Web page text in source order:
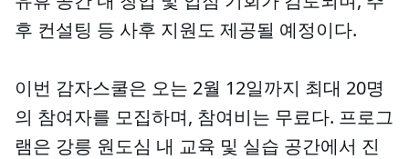
후 컨설팅 등 사후 지원도 제공될 예정이다.
이번 감자스쿨은 오는 2월 12일까지 최대 20명
의 참여자를 모집하며, 참여비는 무료다. 프로그
램은 강릉 원도심 내 교육 및 실습 공간에서 진